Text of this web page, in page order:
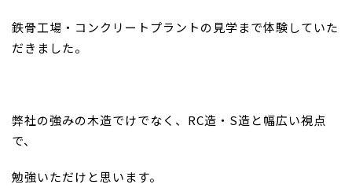
鉄骨工場・コンクリートプラントの見学まで体験していた
だきました。
弊社の強みの木造でけでなく、RC造・S造と幅広い視点
で、
勉強いただけと思います。